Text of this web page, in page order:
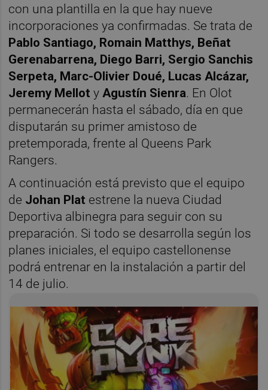
con una plantilla en la que hay nueve
incorporaciones ya confirmadas. Se trata de
Pablo Santiago, Romain Matthys, Beñat
Gerenabarrena, Diego Barri, Sergio Sanchis
Serpeta, Marc-Olivier Doué, Lucas Alcázar,
Jeremy Melloty Agustín Sienra. En Olot
permanecerán hasta el sábado, día en que
disputarán su primer amistoso de
pretemporada, frente al Queens Park
Rangers.
A continuación está previsto que el equipo
de Johan Plat estrene la nueva Ciudad
Deportiva albinegra para seguir con su
preparación. Si todo se desarrolla según los
planes iniciales, el equipo castellonense
podrá entrenar en la instalación a partir del
14 de julio.